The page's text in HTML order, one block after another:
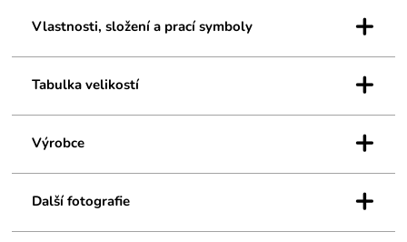
Vlastnosti, složení a prací symboly +
Tabulka velikostí +
Výrobce +
Další fotografie +